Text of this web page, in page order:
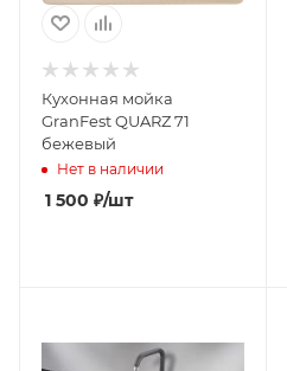
Кухонная мойка
GranFest QUARZ 71
бежевый
Нет в наличии
1 500 ₽/шт